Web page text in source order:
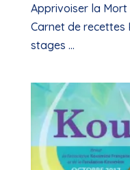
Apprivoiser la Mort
Carnet de recettes
stages ...